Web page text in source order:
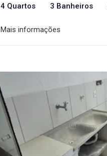
4 Quartos 3 Banheiros
Mais informações